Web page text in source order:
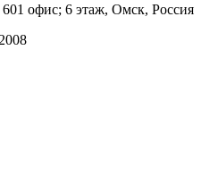
офис; 6 этаж, Омск, Россия